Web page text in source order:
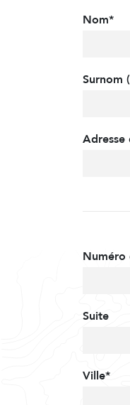
Nom*
Surnom
Adresse
Numéro
Suite
Ville*